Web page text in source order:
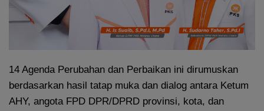
14 Agenda Perubahan dan Perbaikan ini dirumuskan
berdasarkan hasil tatap muka dan dialog antara Ketum
AHY, angota FPD DPR/DPRD provinsi, kota, dan